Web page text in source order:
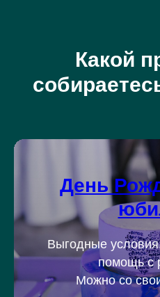
День
Выгодные
помощь с
Можно со